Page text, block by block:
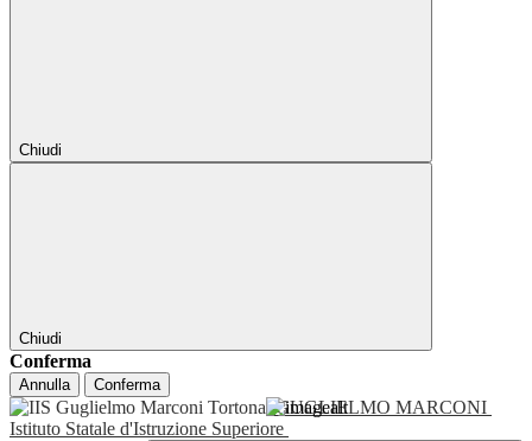
Chiudi
Chiudi
Conferma
Annulla Conferma
GUGLIELMO MARCONI
Istituto Statale d'Istruzione Superiore